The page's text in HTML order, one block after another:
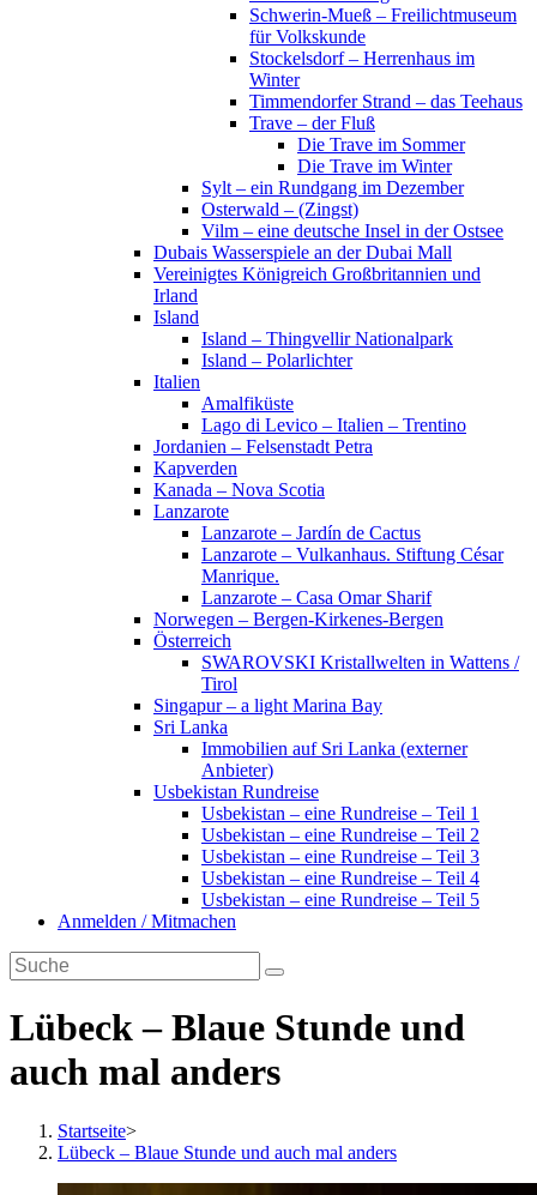
Schwerin-Mueß – Freilichtmuseum
für Volkskunde
Stockelsdorf – Herrenhaus im
Winter
Timmendorfer Strand – das Teehaus
Trave – der Fluß
Die Trave im Sommer
Die Trave im Winter
Sylt – ein Rundgang im Dezember
Osterwald – (Zingst)
Vilm – eine deutsche Insel in der Ostsee
Dubais Wasserspiele an der Dubai Mall
Vereinigtes Königreich Großbritannien und
Irland
Island
Island – Thingvellir Nationalpark
Island – Polarlichter
Italien
Amalfiküste
Lago di Levico – Italien – Trentino
Jordanien – Felsenstadt Petra
Kapverden
Kanada – Nova Scotia
Lanzarote
Lanzarote – Jardín de Cactus
Lanzarote – Vulkanhaus. Stiftung César
Manrique.
Lanzarote – Casa Omar Sharif
Norwegen – Bergen-Kirkenes-Bergen
Österreich
SWAROVSKI Kristallwelten in Wattens /
Tirol
Singapur – a light Marina Bay
Sri Lanka
Immobilien auf Sri Lanka (externer
Anbieter)
Usbekistan Rundreise
Usbekistan – eine Rundreise – Teil 1
Usbekistan – eine Rundreise – Teil 2
Usbekistan – eine Rundreise – Teil 3
Usbekistan – eine Rundreise – Teil 4
Usbekistan – eine Rundreise – Teil 5
Anmelden / Mitmachen
Lübeck – Blaue Stunde und
auch mal anders
Startseite>
Lübeck – Blaue Stunde und auch mal anders